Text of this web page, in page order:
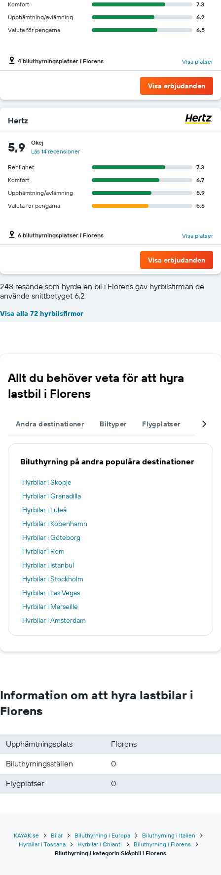
Komfort
7.3
Upphämtning/avlämning
6.2
Valuta för pengarna
6.5
4 biluthyrningsplatser i Florens Visa platser
Visa erbjudanden
Hertz
5,9
Okej
Läs 14 recensioner
Renlighet
7.3
Komfort
6.7
Upphämtning/avlämning
5.9
Valuta för pengarna
5.6
6 biluthyrningsplatser i Florens Visa platser
Visa erbjudanden
248 resande som hyrde en bil i Florens gav hyrbilsfirman de
använde snittbetyget 6,2
Visa alla 72 hyrbilsfirmor
Allt du behöver veta för att hyra
lastbil i Florens
Andra destinationer Biltyper Flygplatser
Biluthyrning på andra populära destinationer
Hyrbilar i Skopje
Hyrbilar i Granadilla
Hyrbilar i Luleå
Hyrbilar i Köpenhamn
Hyrbilar i Göteborg
Hyrbilar i Rom
Hyrbilar i Istanbul
Hyrbilar i Stockholm
Hyrbilar i Las Vegas
Hyrbilar i Marseille
Hyrbilar i Amsterdam
Hyrbilar i Paris
Information om att hyra lastbilar i
Florens
Upphämtningsplats
Florens
Biluthyrningsställen
0
Flygplatser
0
KAYAK.se Bilar Biluthyrning i Europa
Biluthyrning i Italien
Hyrbilar i Toscana
Hyrbilar i Chianti
Biluthyrning i Florens
Biluthyrning i kategorin Skåpbil i Florens